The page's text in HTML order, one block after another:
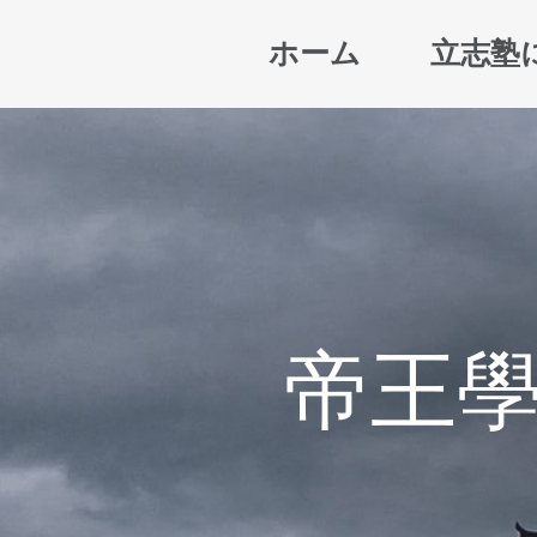
ホーム 立志塾
帝王